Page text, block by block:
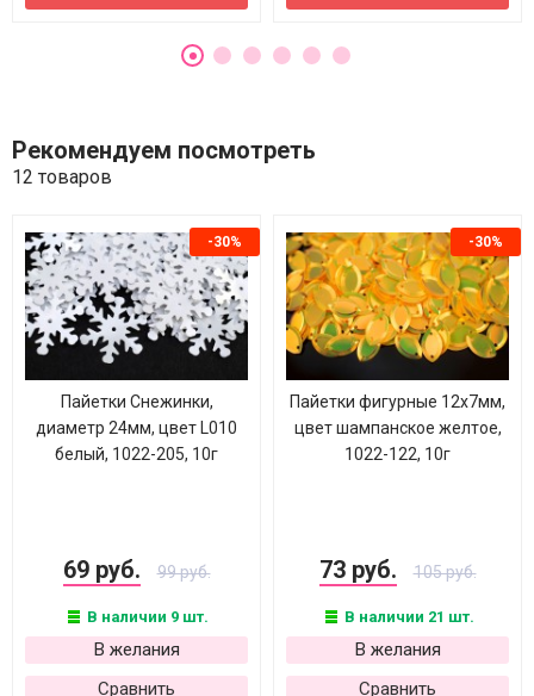
Рекомендуем посмотреть
12 товаров
-30%
Пайетки Снежинки,
диаметр 24мм, цвет L010
белый, 1022-205, 10г
69 руб. 99 руб.
В наличии 9 шт.
В желания
Сравнить
-30%
Пайетки фигурные 12х7мм,
цвет шампанское желтое,
1022-122, 10г
73 руб. 105 руб.
В наличии 21 шт.
В желания
Сравнить